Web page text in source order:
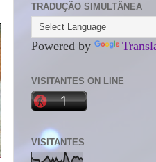
TRADUÇÃO SIMULTÂNEA
Powered by
VISITANTES ON LINE
VISITANTES